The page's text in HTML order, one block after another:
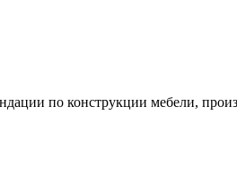
по конструкции мебели,